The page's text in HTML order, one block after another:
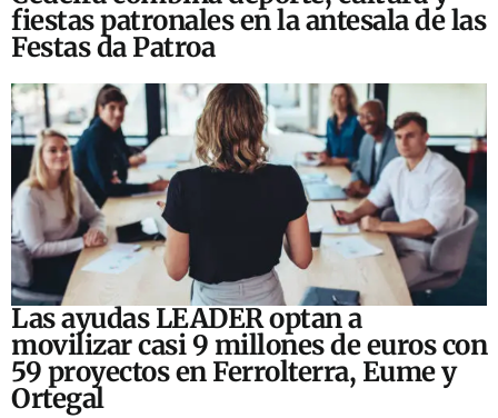
fiestas patronales en la antesala de las
Festas da Patroa
Las ayudas LEADER optan a
movilizar casi 9 millones de euros con
59 proyectos en Ferrolterra, Eume y
Ortegal